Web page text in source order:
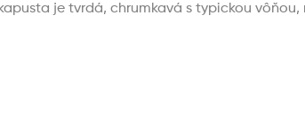
je tvrdá, chrumkavá s typickou